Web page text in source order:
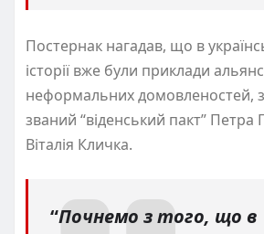
Постернак нагадав, що в
історії вже були приклади
неформальних домовленостей,
званий “віденський пакт” Петра
Віталія Кличка.
“Почнемо з того, що в